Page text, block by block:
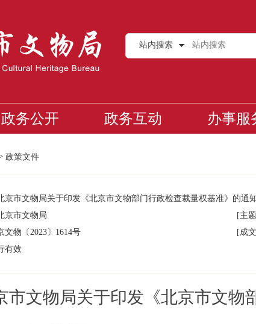
站内搜索
政务公开 政务互动 办事服
政策文件
京市文物局关于印发《北京市文物部门行政检查裁量权基准》的通
京市文物局 [主
文物 〔 2023 〕 1614号 [成
有效
市文物局关于印发《北京市文物